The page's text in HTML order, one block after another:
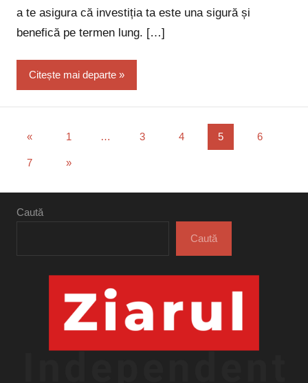
a te asigura că investiția ta este una sigură și
benefică pe termen lung. […]
Citește mai departe
Paginație
articole
«Articole
1 … 3 4 5 6
7
Articole
»
Caută
Caută